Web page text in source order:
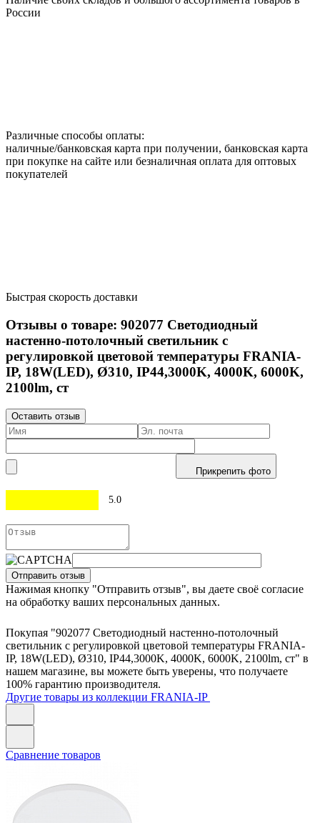
России
Различные способы оплаты:
наличные/банковская карта при получении, банковская карта
при покупке на сайте или безналичная оплата для оптовых
покупателей
Быстрая скорость доставки
Отзывы о товаре: 902077 Светодиодный
настенно-потолочный светильник с
регулировкой цветовой температуры FRANIA-
IP, 18W(LED), Ø310, IP44,3000K, 4000K, 6000K,
2100lm, ст
Оставить отзыв
Прикрепить фото
5.0
Отправить отзыв
Нажимая кнопку "Отправить отзыв", вы даете своё согласие
на обработку ваших персональных данных.
Покупая "902077 Светодиодный настенно-потолочный
светильник с регулировкой цветовой температуры FRANIA-
IP, 18W(LED), Ø310, IP44,3000K, 4000K, 6000K, 2100lm, ст" в
нашем магазине, вы можете быть уверены, что получаете
100% гарантию производителя.
Другие товары из коллекции FRANIA-IP
Сравнение товаров